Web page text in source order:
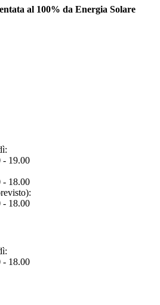
al 100% da Energia Solare
- 19.00
- 18.00
- 18.00
- 18.00